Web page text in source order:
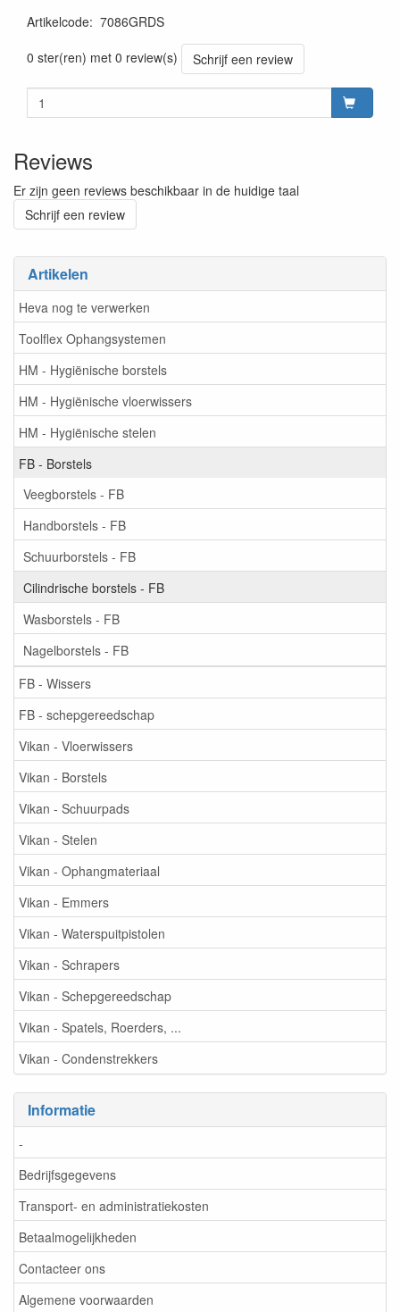
Artikelen
Heva nog te verwerken
Toolflex Ophangsystemen
HM - Hygiënische borstels
HM - Hygiënische vloerwissers
HM - Hygiënische stelen
FB - Borstels
Veegborstels - FB
Handborstels - FB
Schuurborstels - FB
Cilindrische borstels - FB
Wasborstels - FB
Nagelborstels - FB
FB - Wissers
FB - schepgereedschap
Vikan - Vloerwissers
Vikan - Borstels
Vikan - Schuurpads
Vikan - Stelen
Vikan - Ophangmateriaal
Vikan - Emmers
Vikan - Waterspuitpistolen
Vikan - Schrapers
Vikan - Schepgereedschap
Vikan - Spatels, Roerders, ...
Vikan - Condenstrekkers
Informatie
-
Bedrijfsgegevens
Transport- en administratiekosten
Betaalmogelijkheden
Contacteer ons
Algemene voorwaarden
Artikelcode: 7086GRDS
0 ster(ren) met 0 review(s)
Schrijf een review
Reviews
Er zijn geen reviews beschikbaar in de huidige taal
Schrijf een review